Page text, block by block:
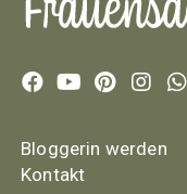
Bloggerin werden
Kontakt